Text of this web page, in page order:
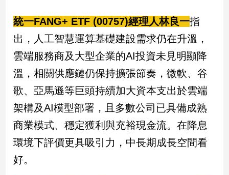
觀
點
兩
岸/
國
際
會/
地
方
新
冠
統一FANG+ ETF (00757)經理人林良一指
出，人工智慧運算基礎建設需求仍在升溫，
雲端服務商及大型企業的AI投資未見明顯降
溫，相關供應鏈仍保持擴張節奏，微軟、谷
歌、亞馬遜等巨頭持續加大資本支出於雲端
架構及AI模型部署，且多數公司已具備成熟
商業模式、穩定獲利與充裕現金流。在降息
環境下評價更具吸引力，中長期成長空間看
好。